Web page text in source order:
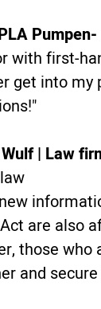
with first-
get into my
| Law
are also
those
and